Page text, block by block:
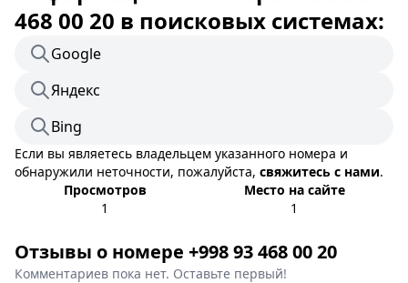
468 00 20 в поисковых системах:
Google
Яндекс
Bing
Если вы являетесь владельцем указанного номера и
обнаружили неточности, пожалуйста, свяжитесь с нами.
Просмотров
1
Место на сайте
1
Отзывы о номере +998 93 468 00 20
Комментариев пока нет. Оставьте первый!